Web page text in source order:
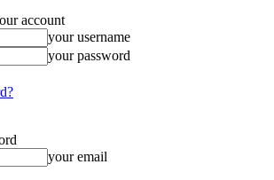
account
your username
your password
your email